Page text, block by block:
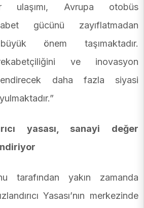
ulaşımı, Avrupa otobüs
gücünü zayıflatmadan
önem taşımaktadır.
ve inovasyon
daha fazla siyasi
yasası, sanayi değer
tarafından yakın zamanda
Yasası’nın merkezinde